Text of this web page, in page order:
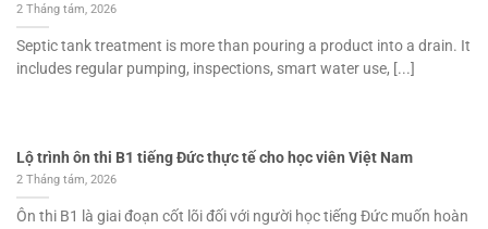
2 Tháng tám, 2026
Septic tank treatment is more than pouring a product into a drain. It
includes regular pumping, inspections, smart water use, [...]
Lộ trình ôn thi B1 tiếng Đức thực tế cho học viên Việt Nam
2 Tháng tám, 2026
Ôn thi B1 là giai đoạn cốt lõi đối với người học tiếng Đức muốn hoàn